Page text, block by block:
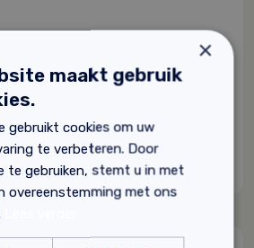
over dit product?
top technische gegevens.
Multiplex-top.
×
maakt gebruik
gebruikt cookies om uw
te verbeteren. Door
te gebruiken, stemt u in met
overeenstemming met ons